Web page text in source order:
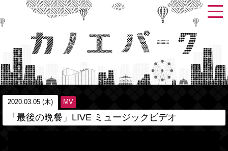
2020.03.05 (木) MV
「最後の晩餐」LIVE ミュージックビデオ